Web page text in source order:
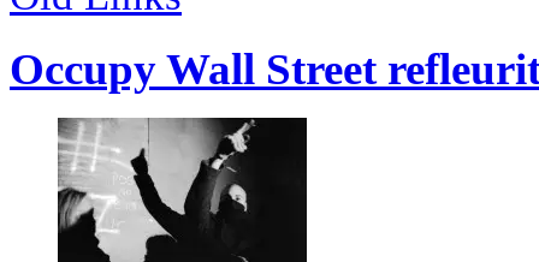
Occupy Wall Street